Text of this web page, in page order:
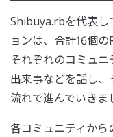
Shibuya.rbを代表し
ョンは、合計16個
それぞれのコミュ
出来事などを話し
流れで進んでいきま
各コミュニティか